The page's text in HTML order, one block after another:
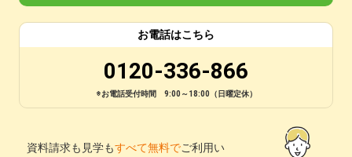
お電話はこちら
0120-336-866
※お電話受付時間 9:00～18:00（日曜定休）
資料請求も見学もすべて無料でご利用い